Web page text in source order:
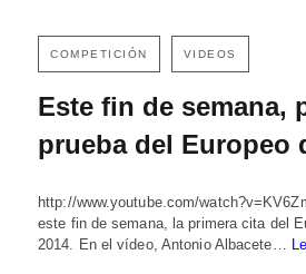
COMPETICIÓN VIDEOS
Este fin de semana,
prueba del Europeo
http://www.youtube.com/
este fin de semana, la primera cita del
2014. En el vídeo, Antonio Albacete…